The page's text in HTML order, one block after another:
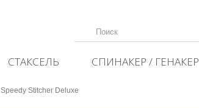
СТАКСЕЛЬ СПИНАКЕР / ГЕНАКЕР
Speedy Stitcher Deluxe